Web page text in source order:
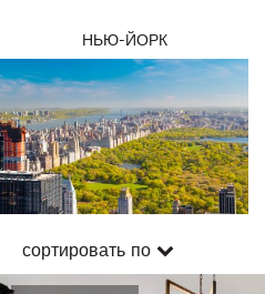
НЬЮ-ЙОРК
сортировать по